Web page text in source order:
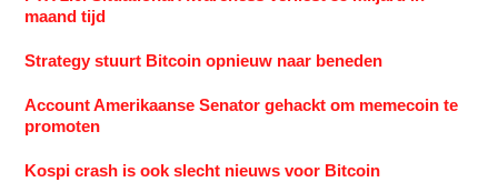
maand tijd
Strategy stuurt Bitcoin opnieuw naar beneden
Account Amerikaanse Senator gehackt om memecoin te
promoten
Kospi crash is ook slecht nieuws voor Bitcoin